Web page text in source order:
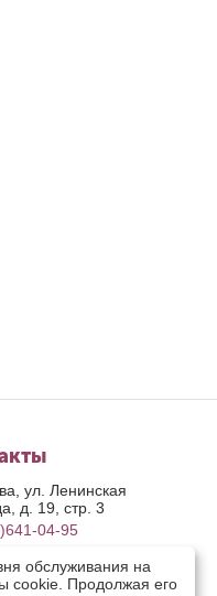
ул. Ленинская
д. 19, стр. 3
04-95
дни
обслуживания на
cookie. Продолжая его